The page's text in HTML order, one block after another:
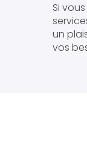
Si
un
vos